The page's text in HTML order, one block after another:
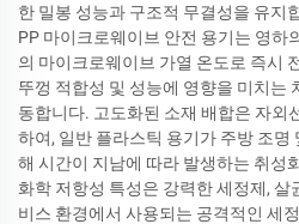
한 밀봉 성능과 구조적 무결성을 유지
PP 마이크로웨이브 안전 용기는 영하
의 마이크로웨이브 가열 온도로 즉시
뚜껑 적합성 및 성능에 영향을 미치는
동합니다. 고도화된 소재 배합은 자외
하여, 일반 플라스틱 용기가 주방 조명
해 시간이 지남에 따라 발생하는 취성
화학 저항성 특성은 강력한 세정제, 살
비스 환경에서 사용되는 공격적인 세